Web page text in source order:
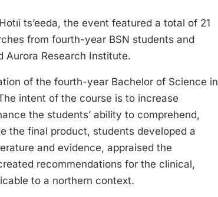
ts’eeda, the event featured a total of 21
from fourth-year BSN students and
Research Institute.
of the fourth-year Bachelor of Science in
intent of the course is to increase
the students’ ability to comprehend,
the final product, students developed a
and evidence, appraised the
recommendations for the clinical,
to a northern context.